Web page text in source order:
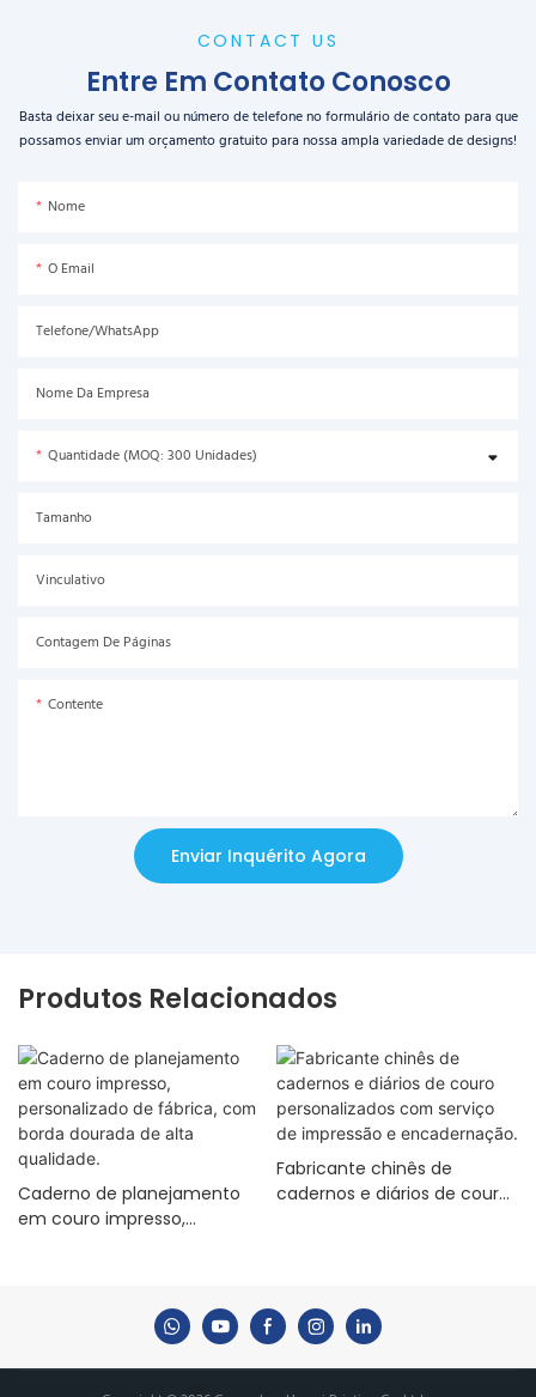
CONTACT US
Entre Em Contato Conosco
Basta deixar seu e-mail ou número de telefone no formulário de contato para que
possamos enviar um orçamento gratuito para nossa ampla variedade de designs!
Nome
O Email
Telefone/WhatsApp
Nome Da Empresa
Quantidade (MOQ: 300 Unidades)
Tamanho
Vinculativo
Contagem De Páginas
Contente
Enviar Inquérito Agora
Produtos Relacionados
Caderno de planejamento
em couro impresso,
Fabricante chinês de
cadernos e diários de couro